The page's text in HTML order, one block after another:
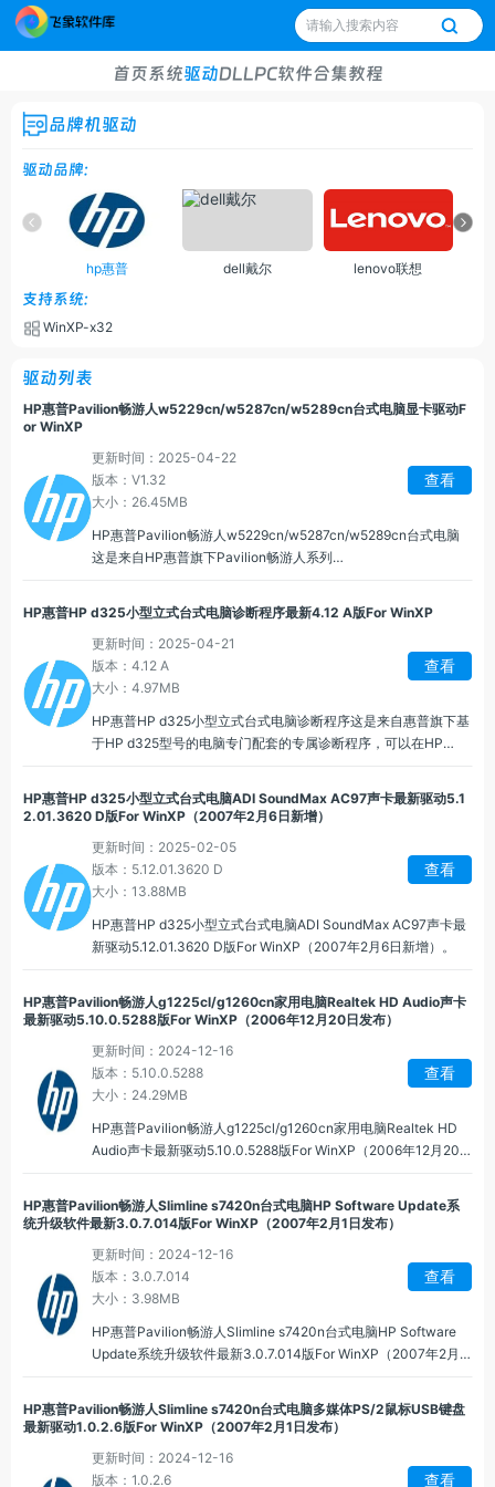
首页系统驱动DLLPC软件合集教程
品牌机驱动
驱动品牌:
hp惠普 dell戴尔 lenovo联想
支持系统:
WinXP-x32
驱动列表
HP惠普Pavilion畅游人w5229cn/w5287cn/w5289cn台式电脑显卡驱动F
or WinXP
更新时间：2025-04-22
版本：V1.32
大小：26.45MB
查看
HP惠普Pavilion畅游人w5229cn/w5287cn/w5289cn台式电脑
这是来自HP惠普旗下Pavilion畅游人系列
HP惠普Pavilion畅游人系列凭借 "影音娱乐旗舰" 的定位立足于市
场，HP惠普Pavilion畅游人通过硬件性能与软件生态的深度融
合，重新定义了家庭数字娱乐场景的体验标准。
HP惠普HP d325小型立式台式电脑诊断程序最新4.12 A版For WinXP
更新时间：2025-04-21
版本：4.12 A
大小：4.97MB
查看
HP惠普HP d325小型立式台式电脑诊断程序这是来自惠普旗下基
于HP d325型号的电脑专门配套的专属诊断程序，可以在HP
人员能够快速判断并解决问题。
HP惠普HP d325小型立式台式电脑ADI SoundMax AC97声卡最新驱动5.1
2.01.3620 D版For WinXP（2007年2月6日新增）
更新时间：2025-02-05
版本：5.12.01.3620 D
大小：13.88MB
查看
HP惠普HP d325小型立式台式电脑ADI SoundMax AC97声卡最
新驱动5.12.01.3620 D版For WinXP（2007年2月6日新增）。
HP惠普Pavilion畅游人g1225cl/g1260cn家用电脑Realtek HD Audio声卡
最新驱动5.10.0.5288版For WinXP（2006年12月20日发布）
更新时间：2024-12-16
版本：5.10.0.5288
大小：24.29MB
查看
HP惠普Pavilion畅游人g1225cl/g1260cn家用电脑Realtek HD
Audio声卡最新驱动5.10.0.5288版For WinXP（2006年12月20
HP惠普Pavilion畅游人Slimline s7420n台式电脑HP Software Update系
统升级软件最新3.0.7.014版For WinXP（2007年2月1日发布）
更新时间：2024-12-16
版本：3.0.7.014
大小：3.98MB
查看
HP惠普Pavilion畅游人Slimline s7420n台式电脑HP Software
Update系统升级软件最新3.0.7.014版For WinXP（2007年2月1
HP惠普Pavilion畅游人Slimline s7420n台式电脑多媒体PS/2鼠标USB键盘
最新驱动1.0.2.6版For WinXP（2007年2月1日发布）
更新时间：2024-12-16
版本：1.0.2.6
查看